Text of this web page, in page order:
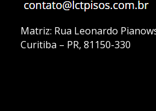
Matriz: Rua Leonardo
Curitiba – PR, 81150-330